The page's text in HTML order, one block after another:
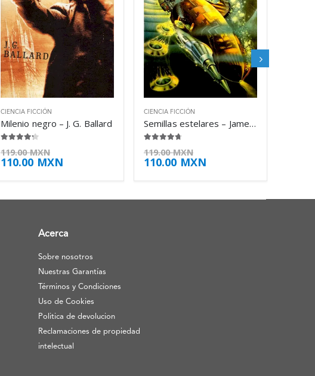
CIENCIA FICCIÓN
Milenio negro – J. G. Ballard
119.00MXN
110.00 MXN
CIENCIA FICCIÓN
Semillas estelares – James Blish
119.00MXN
110.00 MXN
Acerca
Sobre nosotros
Nuestras Garantías
Términos y Condiciones
Uso de Cookies
Politica de devolucion
Reclamaciones de propiedad
intelectual